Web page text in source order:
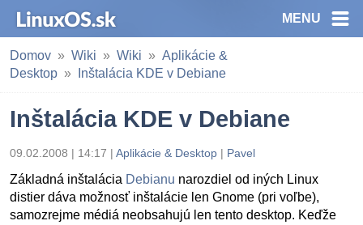
MENU
Domov Wiki Wiki
Aplikácie &
Desktop
Inštalácia KDE v Debiane
Inštalácia KDE v Debiane
09.02.2008 | 14:17 | Aplikácie & Desktop | Pavel
Základná inštalácia Debianu narozdiel od iných Linux
distier dáva možnosť inštalácie len Gnome (pri voľbe),
samozrejme médiá neobsahujú len tento desktop. Keďže